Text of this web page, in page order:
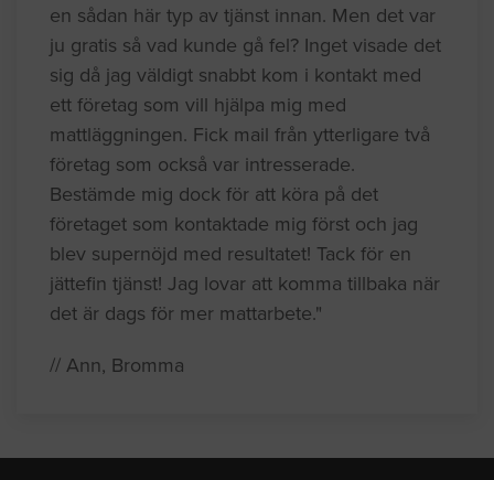
en sådan här typ av tjänst innan. Men det var
ju gratis så vad kunde gå fel? Inget visade det
sig då jag väldigt snabbt kom i kontakt med
ett företag som vill hjälpa mig med
mattläggningen. Fick mail från ytterligare två
företag som också var intresserade.
Bestämde mig dock för att köra på det
företaget som kontaktade mig först och jag
blev supernöjd med resultatet! Tack för en
jättefin tjänst! Jag lovar att komma tillbaka när
det är dags för mer mattarbete."
// Ann, Bromma